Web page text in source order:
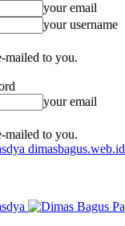
your email
your username
mailed to you.
your email
mailed to you.
dimasbagus.web.id